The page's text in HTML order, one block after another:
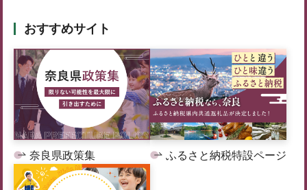
おすすめサイト
奈良県政策集 ふるさと納税特設ページ